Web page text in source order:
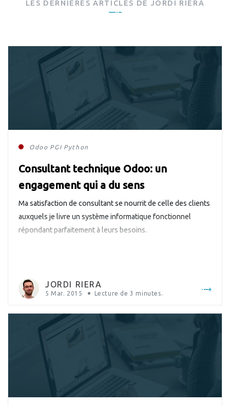
LES DERNIÈRES ARTICLES DE JORDI RIERA
Odoo PGI Python
Consultant technique Odoo: un
engagement qui a du sens
Ma satisfaction de consultant se nourrit de celle des clients
auxquels je livre un système informatique fonctionnel
répondant parfaitement à leurs besoins.
JORDI RIERA
5 Mar. 2015 Lecture de 3 minutes.